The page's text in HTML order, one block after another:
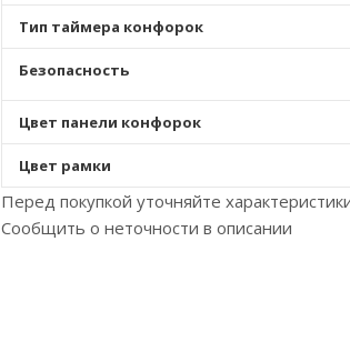
Тип таймера конфорок
Безопасность
Цвет панели конфорок
Цвет рамки
Перед покупкой уточняйте
Сообщить о неточности в описании